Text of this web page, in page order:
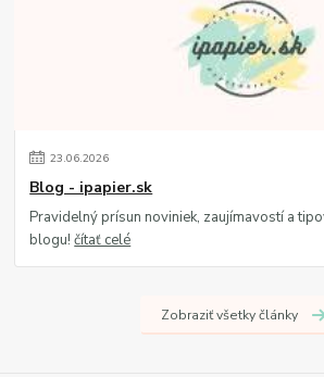
23.06.2026
Blog - ipapier.sk
Pravidelný prísun noviniek, zaujímavostí a
blogu!čítať celé
Zobraziť všetky články